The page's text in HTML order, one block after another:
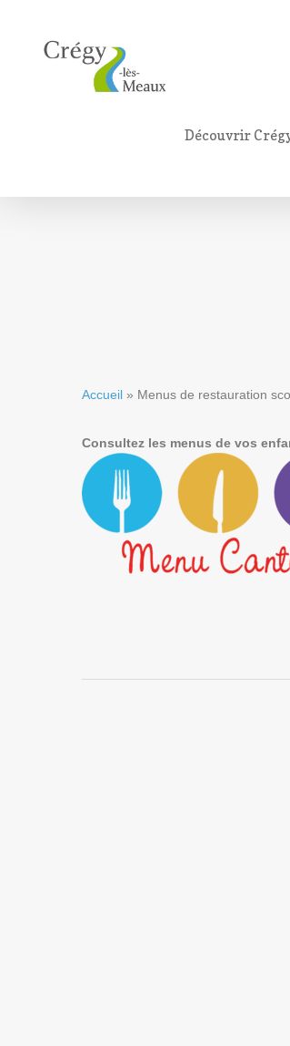
Découvrir
Accueil » Menus de restauration
Consultez les menus de vos